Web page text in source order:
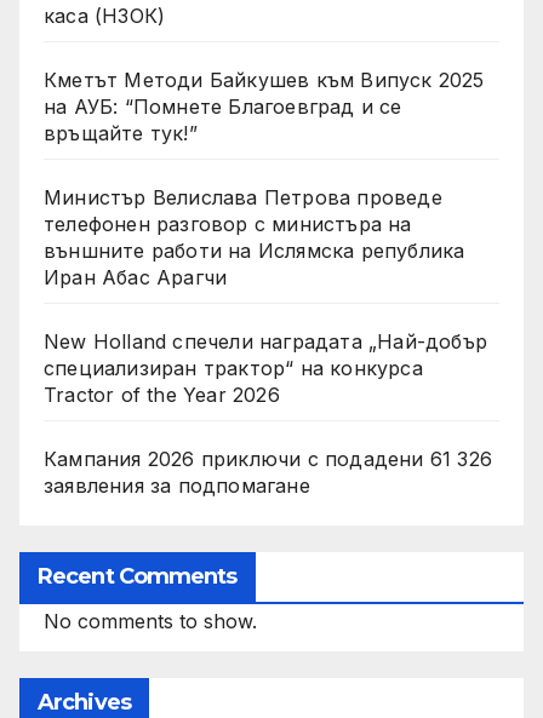
каса (НЗОК)
Кметът Методи Байкушев към Випуск 2025
на АУБ: “Помнете Благоевград и се
връщайте тук!”
Министър Велислава Петрова проведе
телефонен разговор с министъра на
външните работи на Ислямска република
Иран Абас Арагчи
New Holland спечели наградата „Най-добър
специализиран трактор“ на конкурса
Tractor of the Year 2026
Кампания 2026 приключи с подадени 61 326
заявления за подпомагане
Recent Comments
No comments to show.
Archives